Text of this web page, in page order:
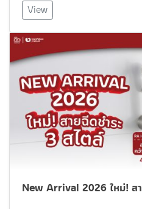
View
New Arrival 2026 ใหม่! ส